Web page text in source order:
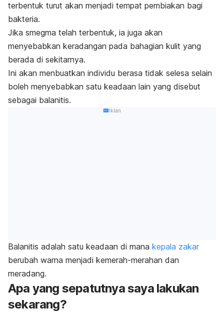
terbentuk turut akan menjadi tempat pembiakan bagi
bakteria.
Jika smegma telah terbentuk, ia juga akan
menyebabkan keradangan pada bahagian kulit yang
berada di sekitarnya.
Ini akan menbuatkan individu berasa tidak selesa selain
boleh menyebabkan satu keadaan lain yang disebut
sebagai balanitis.
Iklan
Balanitis adalah satu keadaan di mana kepala zakar
berubah warna menjadi kemerah-merahan dan
meradang.
Apa yang sepatutnya saya lakukan
sekarang?